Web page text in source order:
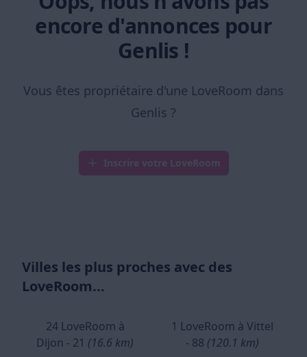
encore d'annonces pour
Genlis !
Vous êtes propriétaire d'une LoveRoom dans
Genlis ?
Inscrire votre LoveRoom
Villes les plus proches avec des
LoveRoom...
24 LoveRoom à
Dijon - 21 (16.6 km)
1 LoveRoom à Vittel
- 88 (120.1 km)